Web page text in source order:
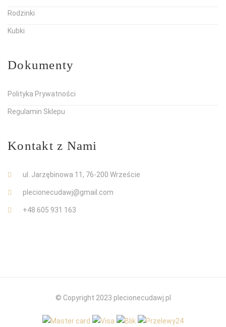
Rodzinki
Kubki
Dokumenty
Polityka Prywatności
Regulamin Sklepu
Kontakt z Nami
ul. Jarzębinowa 11, 76-200 Wrzeście
plecionecudawj@gmail.com
+48 605 931 163
© Copyright 2023 plecionecudawj.pl